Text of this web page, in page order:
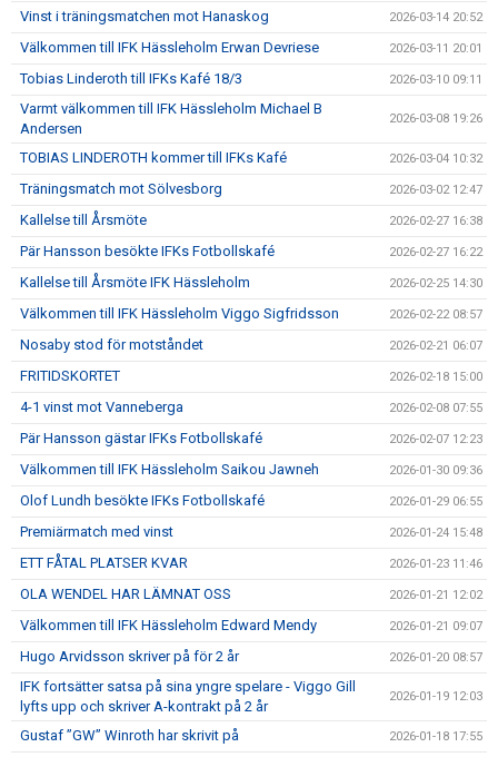
Vinst i träningsmatchen mot Hanaskog 2026-03-14 20:52
Välkommen till IFK Hässleholm Erwan Devriese 2026-03-11 20:01
Tobias Linderoth till IFKs Kafé 18/3 2026-03-10 09:11
Varmt välkommen till IFK Hässleholm Michael B
Andersen
2026-03-08 19:26
TOBIAS LINDEROTH kommer till IFKs Kafé 2026-03-04 10:32
Träningsmatch mot Sölvesborg 2026-03-02 12:47
Kallelse till Årsmöte 2026-02-27 16:38
Pär Hansson besökte IFKs Fotbollskafé 2026-02-27 16:22
Kallelse till Årsmöte IFK Hässleholm 2026-02-25 14:30
Välkommen till IFK Hässleholm Viggo Sigfridsson 2026-02-22 08:57
Nosaby stod för motståndet 2026-02-21 06:07
FRITIDSKORTET 2026-02-18 15:00
4-1 vinst mot Vanneberga 2026-02-08 07:55
Pär Hansson gästar IFKs Fotbollskafé 2026-02-07 12:23
Välkommen till IFK Hässleholm Saikou Jawneh 2026-01-30 09:36
Olof Lundh besökte IFKs Fotbollskafé 2026-01-29 06:55
Premiärmatch med vinst 2026-01-24 15:48
ETT FÅTAL PLATSER KVAR 2026-01-23 11:46
OLA WENDEL HAR LÄMNAT OSS 2026-01-21 12:02
Välkommen till IFK Hässleholm Edward Mendy 2026-01-21 09:07
Hugo Arvidsson skriver på för 2 år 2026-01-20 08:57
IFK fortsätter satsa på sina yngre spelare - Viggo Gill
lyfts upp och skriver A-kontrakt på 2 år
2026-01-19 12:03
Gustaf ”GW” Winroth har skrivit på 2026-01-18 17:55